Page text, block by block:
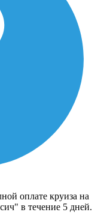
оплате круиза на
в течение 5 дней.